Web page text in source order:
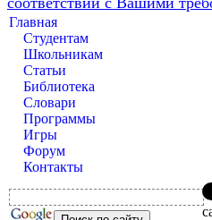
Главная
Студентам
Школьникам
Статьи
Библиотека
Словари
Программы
Игры
Форум
Контакты